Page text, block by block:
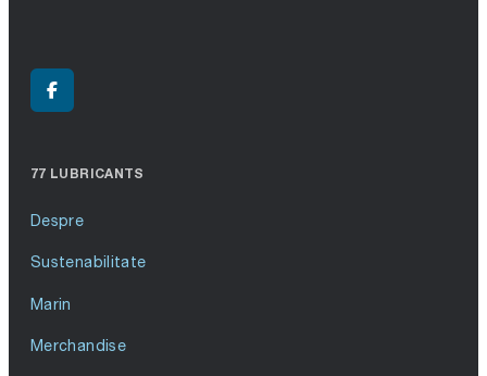
77 LUBRICANTS
Despre
Sustenabilitate
Marin
Merchandise